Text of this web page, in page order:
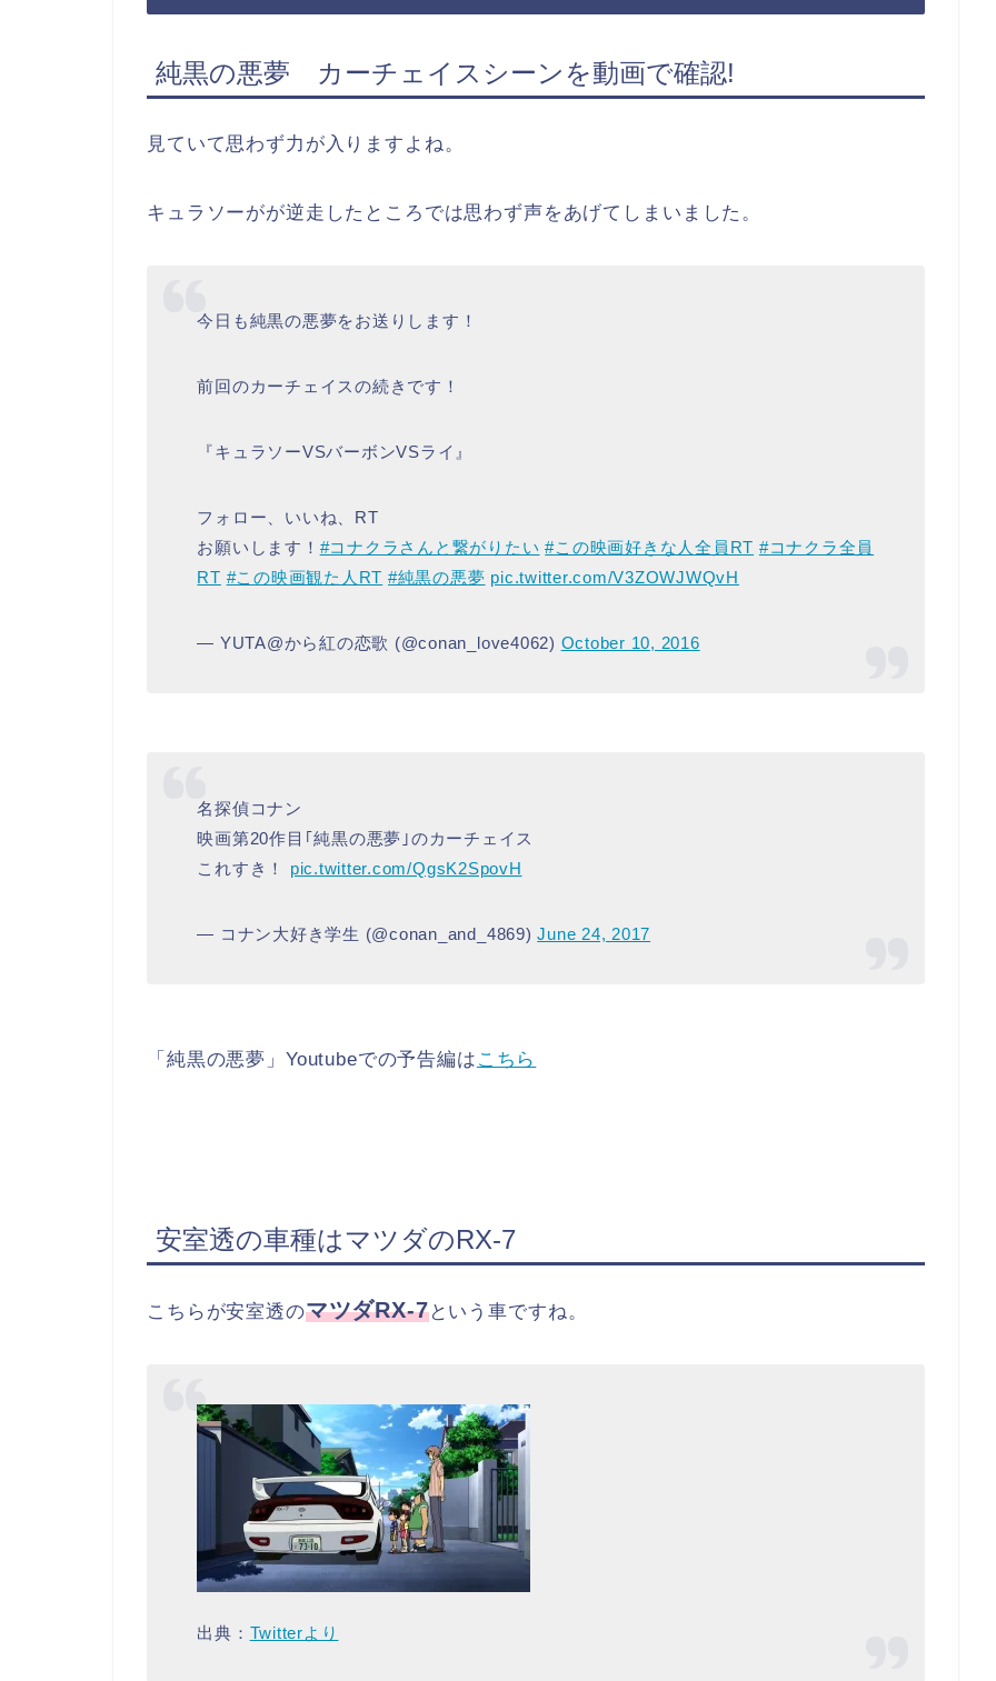
純黒の悪夢 カーチェイスシーンを動画で確認!
見ていて思わず力が入りますよね。
キュラソーがが逆走したところでは思わず声をあげてしまいました。
今日も純黒の悪夢をお送りします！
前回のカーチェイスの続きです！
『キュラソーVSバーボンVSライ』
フォロー、いいね、RT
お願いします！ #コナクラさんと繋がりたい #この映画好きな人全員RT #コナクラ全員
RT #この映画観た人RT #純黒の悪夢 pic.twitter.com/V3ZOWJWQvH
— YUTA@から紅の恋歌 (@conan_love4062) October 10, 2016
名探偵コナン
映画第20作目｢純黒の悪夢｣のカーチェイス
これすき！ pic.twitter.com/QgsK2SpovH
— コナン大好き学生 (@conan_and_4869)June 24, 2017
「純黒の悪夢」Youtubeでの予告編は こちら
安室透の車種はマツダのRX-7
こちらが安室透のマツダRX-7という車ですね。
出典： Twitterより